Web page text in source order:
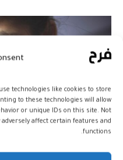
technologies like cookies to store
to these technologies will allow
or unique IDs on this site. Not
affect certain features and
functions.